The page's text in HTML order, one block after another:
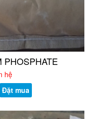
PHOSPHATE
hệ
Đặt mua